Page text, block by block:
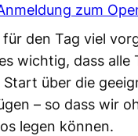
zum
für den Tag viel
wichtig, dass alle
über die
– so dass wir
legen können.